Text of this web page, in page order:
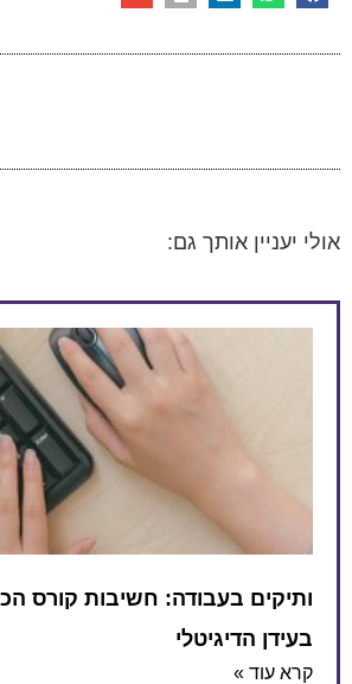
אולי יעניין אותך גם:
ותיקים בעבודה: חשיבות קורס
בעידן הדיגיטלי
קרא עוד »